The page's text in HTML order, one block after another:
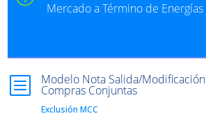
Mercado a Término de
b Modelo Nota Salida/
Compras Conjuntas
Exclusión MCC